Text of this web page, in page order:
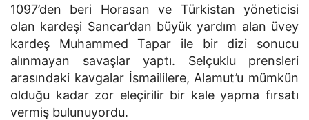
1097’den beri Horasan ve Türkistan yöneticisi
olan kardeşi Sancar’dan büyük yardım alan üvey
kardeş Muhammed Tapar ile bir dizi sonucu
alınmayan savaşlar yaptı. Selçuklu prensleri
arasındaki kavgalar İsmaililere, Alamut’u mümkün
olduğu kadar zor eleçirilir bir kale yapma fırsatı
vermiş bulunuyordu.